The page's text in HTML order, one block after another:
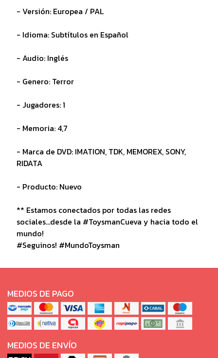
- Versión: Europea / PAL
- Idioma: Subtítulos en Español
- Audio: Inglés
- Genero: Terror
- Jugadores: 1
- Memoria: 4,7
- Marca de DVD: IMATION, TDK, MEMOREX, SONY,
RIDATA
- Producto: Nuevo
** Estamos conectados por todas las redes
sociales...desde la #ToysmanCueva y hacia todo el
mundo!
#Seguinos! #MundoToysman
MEDIOS DE PAGO
MEDIOS DE ENVÍO